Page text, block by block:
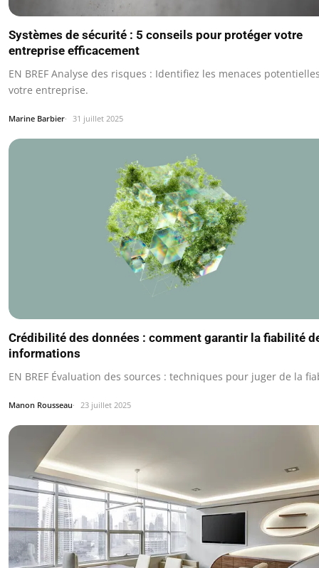
Systèmes de sécurité : 5 conseils pour protéger votre
entreprise efficacement
EN BREF Analyse des risques : Identifiez les menaces
votre entreprise.
Marine Barbier 31 juillet 2025
Crédibilité des données : comment garantir la fiabilité
informations
EN BREF Évaluation des sources : techniques pour juger de la
Manon Rousseau 23 juillet 2025